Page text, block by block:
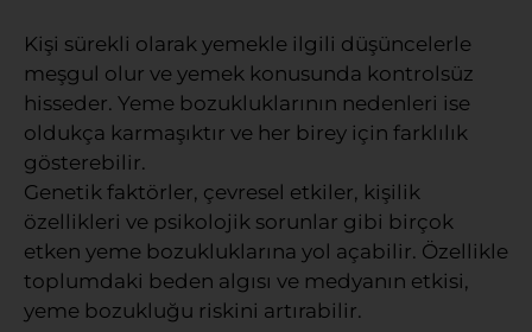
Kişi sürekli olarak yemekle ilgili düşüncelerle
meşgul olur ve yemek konusunda kontrolsüz
hisseder. Yeme bozukluklarının nedenleri ise
oldukça karmaşıktır ve her birey için farklılık
gösterebilir.
Genetik faktörler, çevresel etkiler, kişilik
özellikleri ve psikolojik sorunlar gibi birçok
etken yeme bozukluklarına yol açabilir. Özellikle
toplumdaki beden algısı ve medyanın etkisi,
yeme bozukluğu riskini artırabilir.